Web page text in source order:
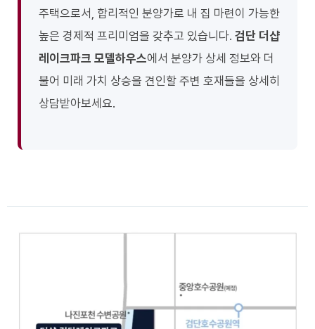
주택으로서, 합리적인 분양가로 내 집 마련이 가능한
높은 경제적 프리미엄을 갖추고 있습니다. 검단 더샵
레이크파크 모델하우스에서 분양가 상세 정보와 더
불어 미래 가치 상승을 견인할 주변 호재들을 상세히
상담받아보세요.